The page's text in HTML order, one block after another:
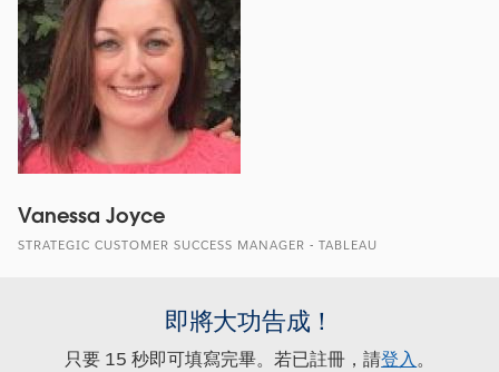
Vanessa Joyce
STRATEGIC CUSTOMER SUCCESS MANAGER - TABLEAU
即將大功告成！
只要 15 秒即可填寫完畢。若已註冊，請登入。